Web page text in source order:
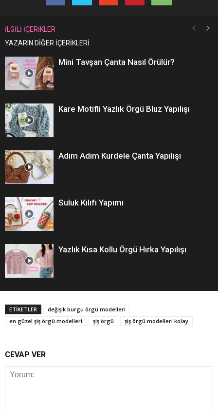
İLGİLİ İÇERİKLER
YAZARIN DİĞER İÇERİKLERİ
Mini Tavşan Çanta Nasıl Örülür?
Kare Motifli Yazlık Örgü Bluz Yapılışı
Adım Adım Kurdele Çanta Yapılışı
Suluk Kılıfı Yapımı
Yazlık Kısa Kollu Örgü Hırka Yapılışı
ETİKETLER
değişik burgu örgü modelleri
en güzel şiş örgü modelleri
şiş örgü şiş örgü modelleri kolay
CEVAP VER